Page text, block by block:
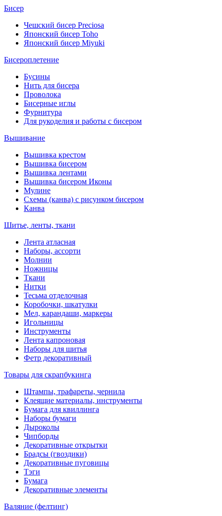
Бисер
Чешский бисер Preciosa
Японский бисер Toho
Японский бисер Miyuki
Бисероплетение
Бусины
Нить для бисера
Проволока
Бисерные иглы
Фурнитура
Для рукоделия и работы с бисером
Вышивание
Вышивка крестом
Вышивка бисером
Вышивка лентами
Вышивка бисером Иконы
Мулине
Схемы (канва) с рисунком бисером
Канва
Шитье, ленты, ткани
Лента атласная
Наборы, ассорти
Молнии
Ножницы
Ткани
Нитки
Тесьма отделочная
Коробочки, шкатулки
Мел, карандаши, маркеры
Игольницы
Инструменты
Лента капроновая
Наборы для шитья
Фетр декоративный
Товары для скрапбукинга
Штампы, трафареты, чернила
Клеящие материалы, инструменты
Бумага для квиллинга
Наборы бумаги
Дыроколы
Чипборды
Декоративные открытки
Брадсы (гвоздики)
Декоративные пуговицы
Тэги
Бумага
Декоративные элементы
Валяние (фелтинг)